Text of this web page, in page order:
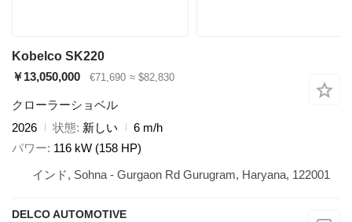
Kobelco SK220
￥13,050,000
€71,690 ≈ $82,830
クローラーショベル
2026
状態 新しい
6 m/h
パワー 116 kW (158 HP)
インド, Sohna - Gurgaon Rd Gurugram, Haryana, 122001
DELCO AUTOMOTIVE